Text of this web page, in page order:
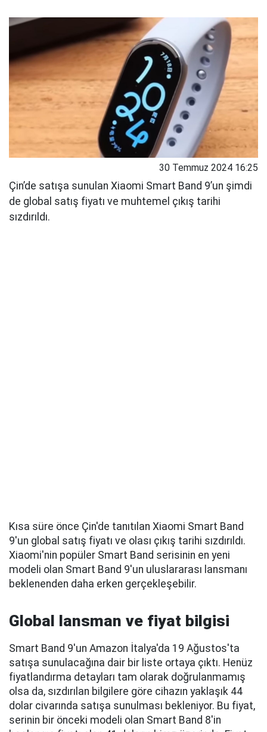
30 Temmuz 2024 16:25
Çin’de satışa sunulan Xiaomi Smart Band 9’un şimdi
de global satış fiyatı ve muhtemel çıkış tarihi
sızdırıldı.
Kısa süre önce Çin'de tanıtılan Xiaomi Smart Band
9'un global satış fiyatı ve olası çıkış tarihi sızdırıldı.
Xiaomi'nin popüler Smart Band serisinin en yeni
modeli olan Smart Band 9'un uluslararası lansmanı
beklenenden daha erken gerçekleşebilir.
Global lansman ve fiyat bilgisi
Smart Band 9'un Amazon İtalya'da 19 Ağustos'ta
satışa sunulacağına dair bir liste ortaya çıktı. Henüz
fiyatlandırma detayları tam olarak doğrulanmamış
olsa da, sızdırılan bilgilere göre cihazın yaklaşık 44
dolar civarında satışa sunulması bekleniyor. Bu fiyat,
serinin bir önceki modeli olan Smart Band 8'in